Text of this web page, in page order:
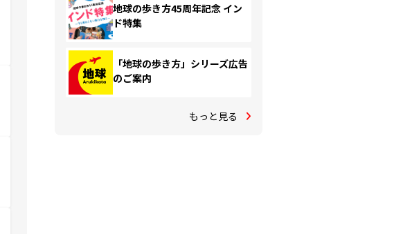
地球の歩き方45周年記念 イン
ド特集
「地球の歩き方」シリーズ広告
のご案内
もっと見る